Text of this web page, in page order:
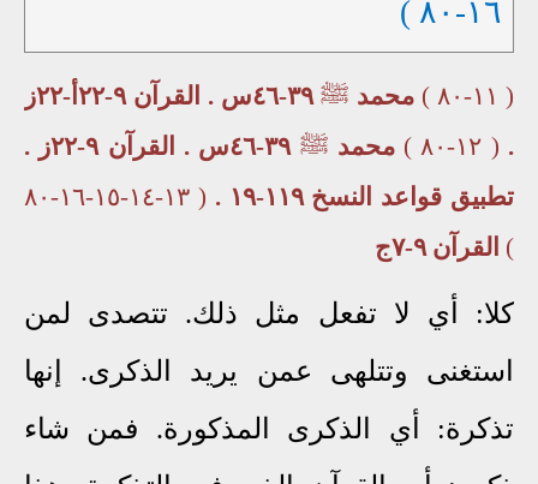
١٦-٨٠ )
( ١١-٨٠ ) محمد ﷺ
٣٩-٤٦س . القرآن ٩-٢٢أ-٢٢ز
. ( ١٢-٨٠ ) محمد ﷺ
٣٩-٤٦س . القرآن ٩-٢٢ز .
تطبيق قواعد النسخ ١١٩-١٩ .
( ١٣-١٤-١٥-١٦-٨٠
) القرآن ٩-٧ج
كلا: أي لا تفعل مثل ذلك. تتصدى لمن
استغنى وتتلهى عمن يريد الذكرى. إنها
تذكرة: أي الذكرى المذكورة. فمن شاء